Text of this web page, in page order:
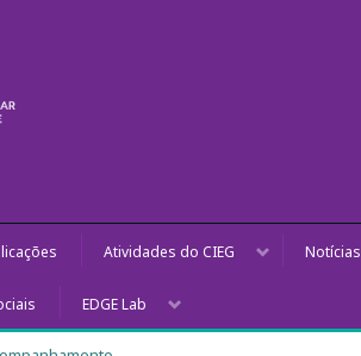
Atividades do CIEG Notícias
EDGE Lab